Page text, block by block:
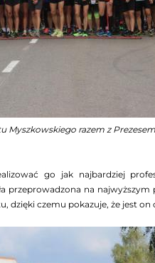
razem z
go jak najbardziej
przeprowadzona na
dzięki czemu pokazuje, że jest